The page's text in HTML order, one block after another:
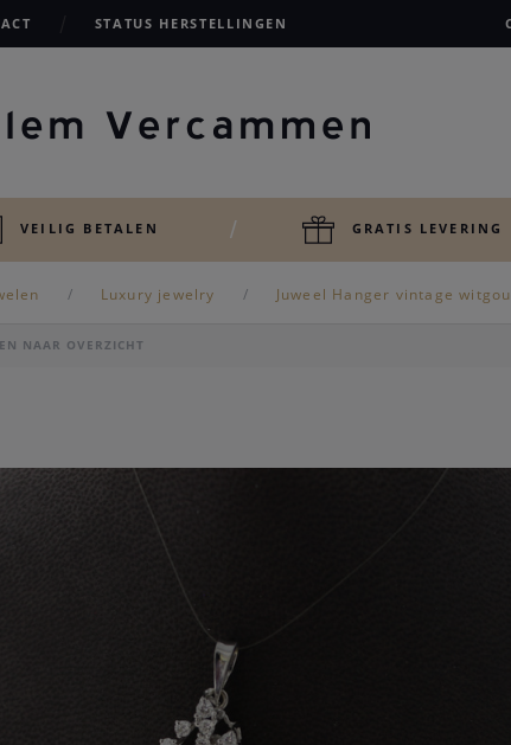
STATUS HERSTELLINGEN
VEILIG BETALEN GRATIS LEVERING
Luxury jewelry Juweel Hanger vintage
NAAR OVERZICHT